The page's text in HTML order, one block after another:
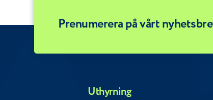
Prenumerera på vårt
Uthyrning